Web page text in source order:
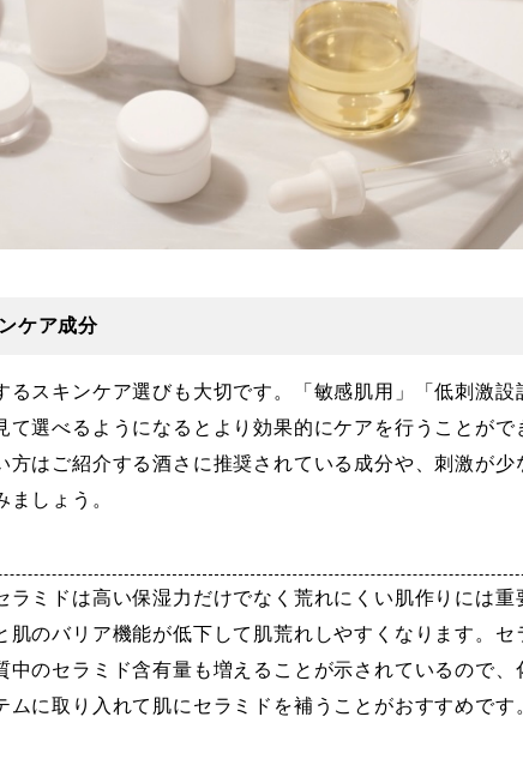
ケア成分
るスキンケア選びも大切です。「敏感肌用」「低刺激設
て選べるようになるとより効果的にケアを行うことがで
方はご紹介する酒さに推奨されている成分や、刺激が少
しょう。
ラミドは高い保湿力だけでなく荒れにくい肌作りには重
肌のバリア機能が低下して肌荒れしやすくなります。 セ
中のセラミド含有量も増えることが示されているので、
に取り入れて肌にセラミドを補うことがおすすめです